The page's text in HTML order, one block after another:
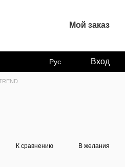
Мой заказ
Рус Вход
К сравнению В желания